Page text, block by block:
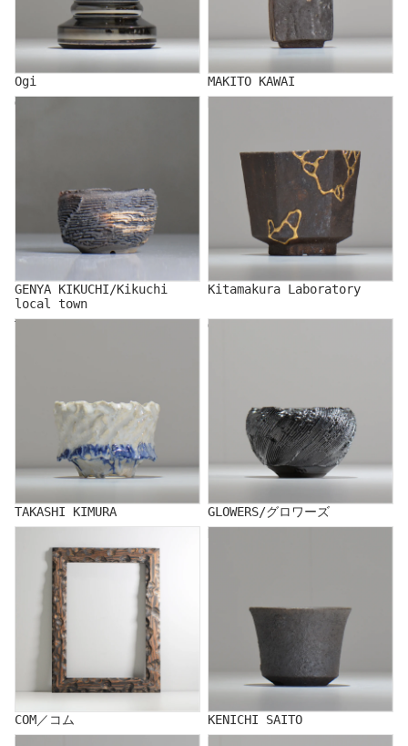
Ogi
MAKITO KAWAI
GENYA KIKUCHI/Kikuchi
GENYA KIKUCHI/Kikuchi
local town
Kitamakura Laboratory
TAKASHI KIMURA
TAKASHI KIMURA
GLOWERS/グロワーズ
GLOWERS/グロワーズ
COM／コム
KENICHI SAITO